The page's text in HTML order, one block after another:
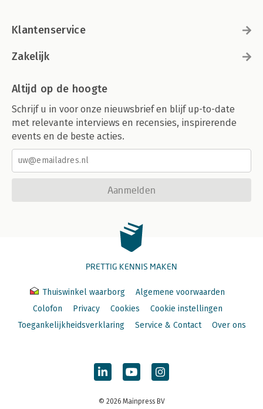
Klantenservice
Zakelijk
Altijd op de hoogte
Schrijf u in voor onze nieuwsbrief en blijf up-to-date
met relevante interviews en recensies, inspirerende
events en de beste acties.
Aanmelden
PRETTIG KENNIS MAKEN
Thuiswinkel waarborg
Algemene voorwaarden
Colofon
Privacy Cookies
Cookie instellingen
Toegankelijkheidsverklaring
Service & Contact Over ons
© 2026 Mainpress BV